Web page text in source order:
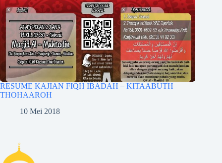
RESUME KAJIAN FIQH IBADAH – KITAABUTH
THOHAAROH
10 Mei 2018